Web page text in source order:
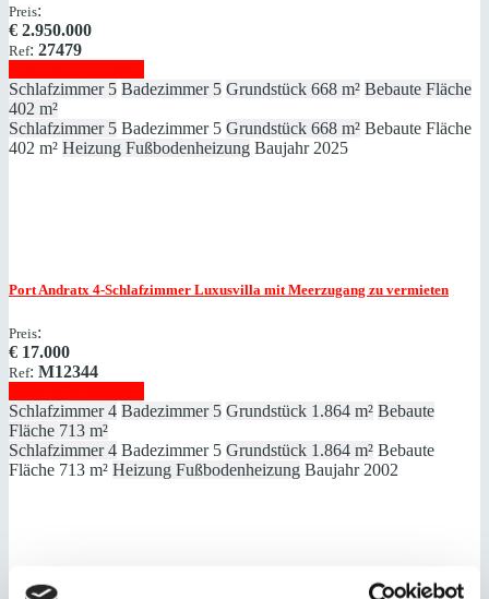
Preis:
€ 2.950.000
Ref: 27479
Schlafzimmer 5 Badezimmer 5 Grundstück 668 m² Bebaute Fläche
402 m²
Schlafzimmer 5 Badezimmer 5 Grundstück 668 m² Bebaute Fläche
402 m² Heizung Fußbodenheizung Baujahr 2025
Port Andratx 4-Schlafzimmer Luxusvilla mit Meerzugang zu vermieten
Preis:
€ 17.000
Ref: M12344
Schlafzimmer 4 Badezimmer 5 Grundstück 1.864 m² Bebaute
Fläche 713 m²
Schlafzimmer 4 Badezimmer 5 Grundstück 1.864 m² Bebaute
Fläche 713 m² Heizung Fußbodenheizung Baujahr 2002